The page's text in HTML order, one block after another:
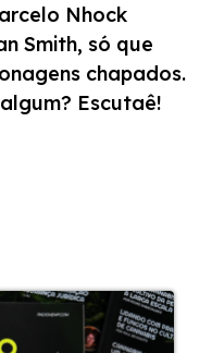
Nhock
Smith, só que
chapados.
Escutaê!